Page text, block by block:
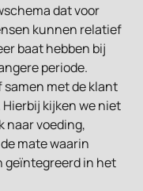
dat voor
kunnen relatief
baat hebben bij
periode.
samen met de klant
kijken we niet
naar voeding,
mate waarin
geïntegreerd in het